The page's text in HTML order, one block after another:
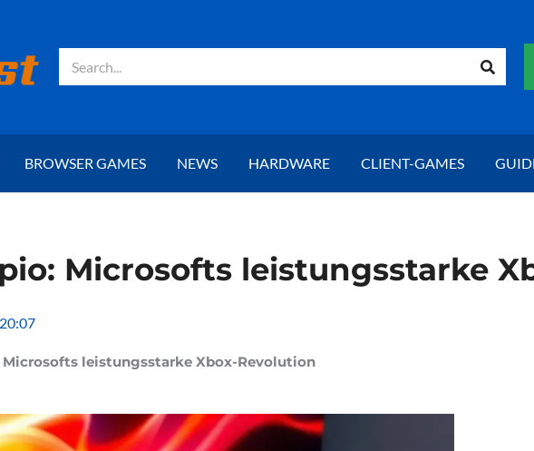
Suche
BROWSER GAMES NEWS HARDWARE CLIENT-GAMES
Microsofts leistungsstarke
20:07
Microsofts leistungsstarke Xbox-Revolution